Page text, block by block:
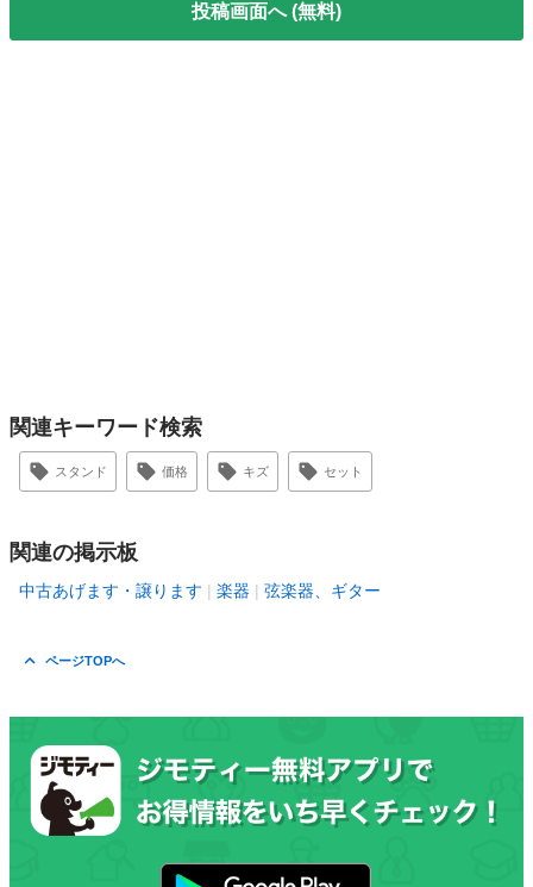
投稿画面へ (無料)
関連キーワード検索
スタンド 価格 キズ セット
関連の掲示板
中古あげます・譲ります 楽器 弦楽器、ギター
ページTOPへ